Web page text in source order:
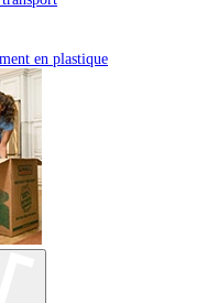
en plastique